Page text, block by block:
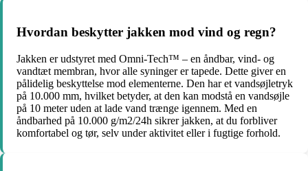
Hvordan beskytter jakken mod vind og regn?
Jakken er udstyret med Omni-Tech™ – en åndbar, vind- og
vandtæt membran, hvor alle syninger er tapede. Dette giver en
pålidelig beskyttelse mod elementerne. Den har et vandsøjletryk
på 10.000 mm, hvilket betyder, at den kan modstå en vandsøjle
på 10 meter uden at lade vand trænge igennem. Med en
åndbarhed på 10.000 g/m2/24h sikrer jakken, at du forbliver
komfortabel og tør, selv under aktivitet eller i fugtige forhold.